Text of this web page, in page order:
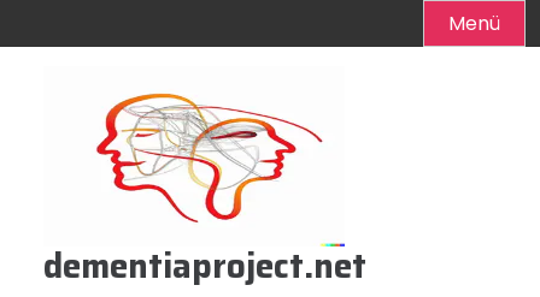
Menü
dementiaproject.net